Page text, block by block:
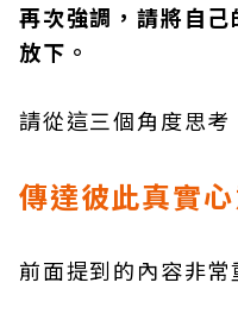
再次強調，請將自
放下。
請從這三個角度思考
傳達彼此真實
前面提到的內容非常